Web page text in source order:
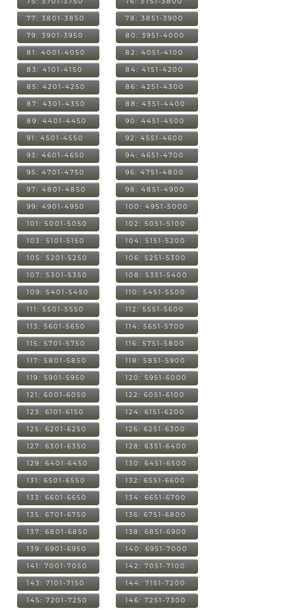
77: 3801-3850 78: 3851-3900
79: 3901-3950 80: 3951-4000
81: 4001-4050 82: 4051-4100
83: 4101-4150 84: 4151-4200
85: 4201-4250 86: 4251-4300
87: 4301-4350 88: 4351-4400
89: 4401-4450 90: 4451-4500
91: 4501-4550 92: 4551-4600
93: 4601-4650 94: 4651-4700
95: 4701-4750 96: 4751-4800
97: 4801-4850 98: 4851-4900
99: 4901-4950 100: 4951-5000
101: 5001-5050 102: 5051-5100
103: 5101-5150 104: 5151-5200
105: 5201-5250 106: 5251-5300
107: 5301-5350 108: 5351-5400
109: 5401-5450 110: 5451-5500
111: 5501-5550 112: 5551-5600
113: 5601-5650 114: 5651-5700
115: 5701-5750 116: 5751-5800
117: 5801-5850 118: 5851-5900
119: 5901-5950 120: 5951-6000
121: 6001-6050 122: 6051-6100
123: 6101-6150 124: 6151-6200
125: 6201-6250 126: 6251-6300
127: 6301-6350 128: 6351-6400
129: 6401-6450 130: 6451-6500
131: 6501-6550 132: 6551-6600
133: 6601-6650 134: 6651-6700
135: 6701-6750 136: 6751-6800
137: 6801-6850 138: 6851-6900
139: 6901-6950 140: 6951-7000
141: 7001-7050 142: 7051-7100
143: 7101-7150 144: 7151-7200
145: 7201-7250 146: 7251-7300